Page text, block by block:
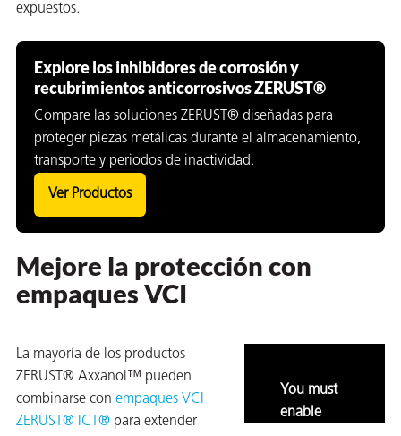
expuestos.
Explore los inhibidores de corrosión y
recubrimientos anticorrosivos ZERUST®
Compare las soluciones ZERUST® diseñadas para
proteger piezas metálicas durante el almacenamiento,
transporte y periodos de inactividad.
Ver Productos
Mejore la protección con
empaques VCI
You must
enable
La mayoría de los productos
ZERUST® Axxanol™ pueden
combinarse con empaques VCI
ZERUST® ICT® para extender